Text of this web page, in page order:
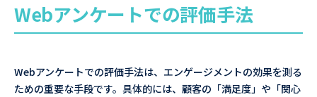
Webアンケートでの評価手法
Webアンケートでの評価手法は、エンゲージメントの効果を測る
ための重要な手段です。具体的には、顧客の「満足度」や「関心